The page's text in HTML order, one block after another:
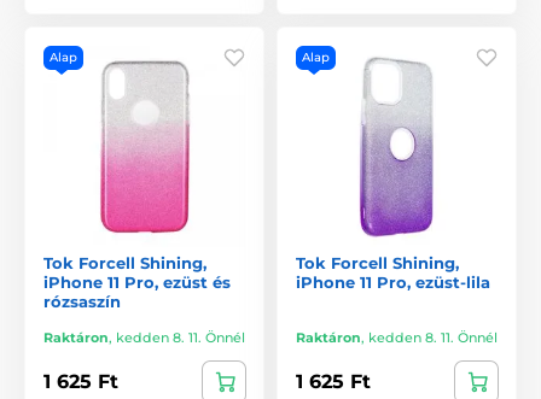
Alap
Tok Forcell Shining,
iPhone 11 Pro, ezüst és
rózsaszín
Raktáron, kedden 8. 11. Önnél
1 625 Ft
Alap
Tok Forcell Shining,
iPhone 11 Pro, ezüst-lila
Raktáron, kedden 8. 11. Önnél
1 625 Ft